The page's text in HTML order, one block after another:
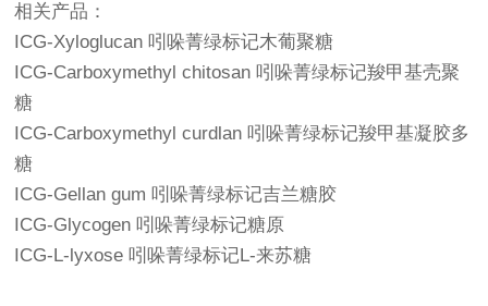
相关产品：
ICG-Xyloglucan 吲哚菁绿标记木葡聚糖
ICG-Carboxymethyl chitosan 吲哚菁绿标记羧甲基壳聚
糖
ICG-Carboxymethyl curdlan 吲哚菁绿标记羧甲基凝胶多
糖
ICG-Gellan gum 吲哚菁绿标记吉兰糖胶
ICG-Glycogen 吲哚菁绿标记糖原
ICG-L-lyxose 吲哚菁绿标记L-来苏糖